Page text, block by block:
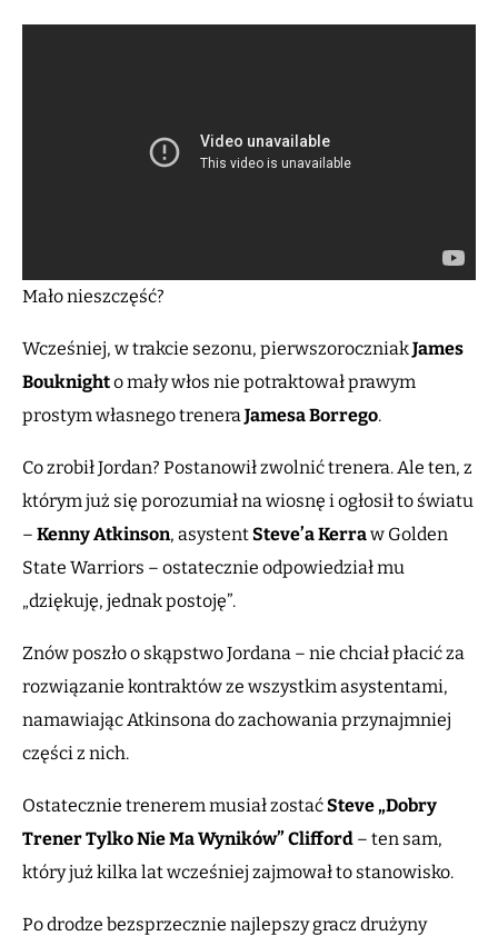
Mało nieszczęść?
Wcześniej, w trakcie sezonu, pierwszoroczniakJames
Bouknighto mały włos nie potraktował prawym
prostym własnego trenera Jamesa Borrego.
Co zrobił Jordan? Postanowił zwolnić trenera. Ale ten, z
którym już się porozumiał na wiosnę i ogłosił to światu
– Kenny Atkinson, asystent Steve’a Kerraw Golden
State Warriors – ostatecznie odpowiedział mu
„dziękuję, jednak postoję”.
Znów poszło o skąpstwo Jordana – nie chciał płacić za
rozwiązanie kontraktów ze wszystkim asystentami,
namawiając Atkinsona do zachowania przynajmniej
części z nich.
Ostatecznie trenerem musiał zostać Steve „Dobry
Trener Tylko Nie Ma Wyników”Clifford – ten sam,
który już kilka lat wcześniej zajmował to stanowisko.
Po drodze bezsprzecznie najlepszy gracz drużyny